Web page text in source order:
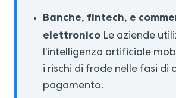
Banche, fintech, e
elettronico Le aziende
l'intelligenza artificiale
i rischi di frode nelle fasi di
pagamento.